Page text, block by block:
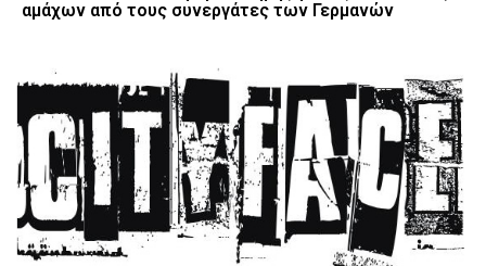
αμάχων από τους συνεργάτες των Γερμανών